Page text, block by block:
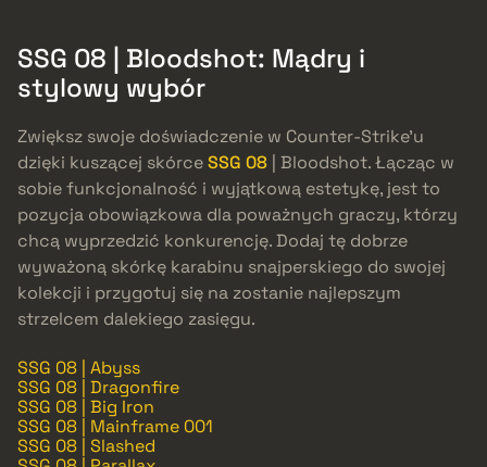
SSG 08 | Bloodshot: Mądry i
stylowy wybór
Zwiększ swoje doświadczenie w Counter-Strike’u
dzięki kuszącej skórceSSG 08 | Bloodshot. Łącząc w
sobie funkcjonalność i wyjątkową estetykę, jest to
pozycja obowiązkowa dla poważnych graczy, którzy
chcą wyprzedzić konkurencję. Dodaj tę dobrze
wyważoną skórkę karabinu snajperskiego do swojej
kolekcji i przygotuj się na zostanie najlepszym
strzelcem dalekiego zasięgu.
SSG 08 | Abyss
SSG 08 | Dragonfire
SSG 08 | Big Iron
SSG 08 | Mainframe 001
SSG 08 | Slashed